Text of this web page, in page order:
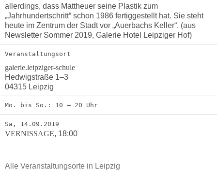
allerdings, dass Mattheuer seine Plastik zum
„Jahrhundertschritt“ schon 1986 fertiggestellt hat. Sie steht
heute im Zentrum der Stadt vor „Auerbachs Keller“. (aus
Newsletter Sommer 2019, Galerie Hotel Leipziger Hof)
Veranstaltungsort
galerie.leipziger-schule
Hedwigstraße 1–3
04315 Leipzig
Mo. bis So.: 10 – 20 Uhr
Sa, 14.09.2019
VERNISSAGE, 18:00
Alle Veranstaltungsorte in Leipzig